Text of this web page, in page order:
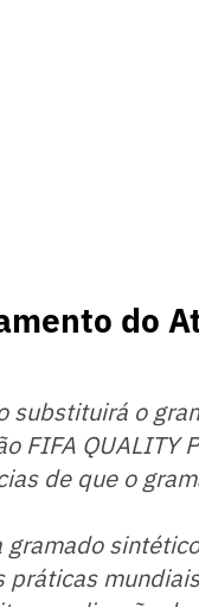
do
substituirá o
FIFA QUALITY
de que o
gramado
práticas